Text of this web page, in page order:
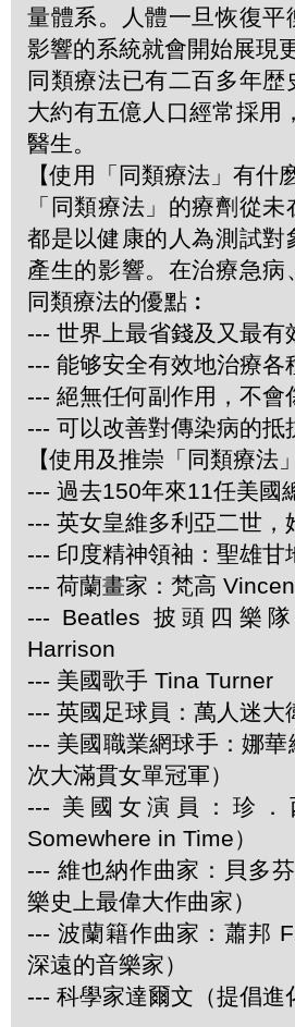
量體系。人體一旦恢復
影響的系統就會開始展現
同類療法已有二百多年
大約有五億人口經常採用
醫生。
【使用「同類療法」有什
「同類療法」的療劑從
都是以健康的人為測試
產生的影響。在治療急
同類療法的優點︰
--- 世界上最省錢及又最有
--- 能够安全有效地治療
--- 絕無任何副作用，不會
--- 可以改善對傳染病的抵
【使用及推崇「同類療法
--- 過去150年來11任美國
--- 英女皇維多利亞二世
--- 印度精神領袖：聖雄
--- 荷蘭畫家：梵高
--- Beatles 披頭四樂
Harrison
--- 美國歌手 Tina Turner
--- 英國足球員：萬人迷大
--- 美國職業網球手：娜
次大滿貫女單冠軍）
--- 美國女演員：珍．
Somewhere in Time）
--- 維也納作曲家：貝多
樂史上最偉大作曲家）
--- 波蘭籍作曲家：蕭邦
深遠的音樂家）
--- 科學家達爾文（提倡進